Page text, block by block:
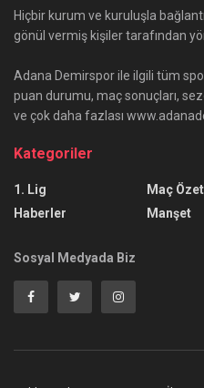
Hiçbir kurum ve kuruluşla
gönül vermiş kişiler tarafından
Adana Demirspor ile ilgili tüm
puan durumu, maç sonuçları,
ve çok daha fazlası
Kategoriler
1. Lig
Haberler
Maç
Manşet
Sosyal Medyada Biz